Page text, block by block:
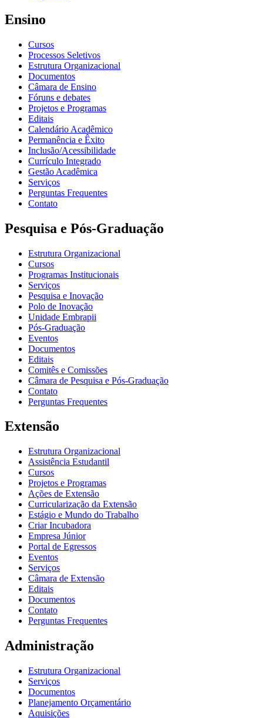
Ensino
Cursos
Processos Seletivos
Estrutura Organizacional
Documentos
Câmara de Ensino
Fóruns e debates
Projetos e Programas
Editais
Calendário Acadêmico
Permanência e Êxito
Inclusão/Acessibilidade
Currículo Integrado
Gestão Acadêmica
Serviços
Perguntas Frequentes
Contato
Pesquisa e Pós-Graduação
Estrutura Organizacional
Cursos
Programas Institucionais
Serviços
Pesquisa e Inovação
Polo de Inovação
Unidade Embrapii
Pós-Graduação
Eventos
Documentos
Editais
Comitês e Comissões
Câmara de Pesquisa e Pós-Graduação
Contato
Perguntas Frequentes
Extensão
Estrutura Organizacional
Assistência Estudantil
Cursos
Projetos e Programas
Ações de Extensão
Curricularização da Extensão
Estágio e Mundo do Trabalho
Criar Incubadora
Empresa Júnior
Portal de Egressos
Eventos
Serviços
Câmara de Extensão
Editais
Documentos
Contato
Perguntas Frequentes
Administração
Estrutura Organizacional
Serviços
Documentos
Planejamento Orçamentário
Aquisições